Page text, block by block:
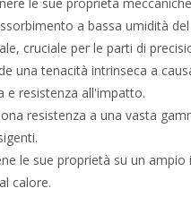
a bassa umidità
cruciale per le parti di
una tenacità intrinseca a
e resistenza all'impatto.
resistenza a una vasta
le sue proprietà su un
calore.